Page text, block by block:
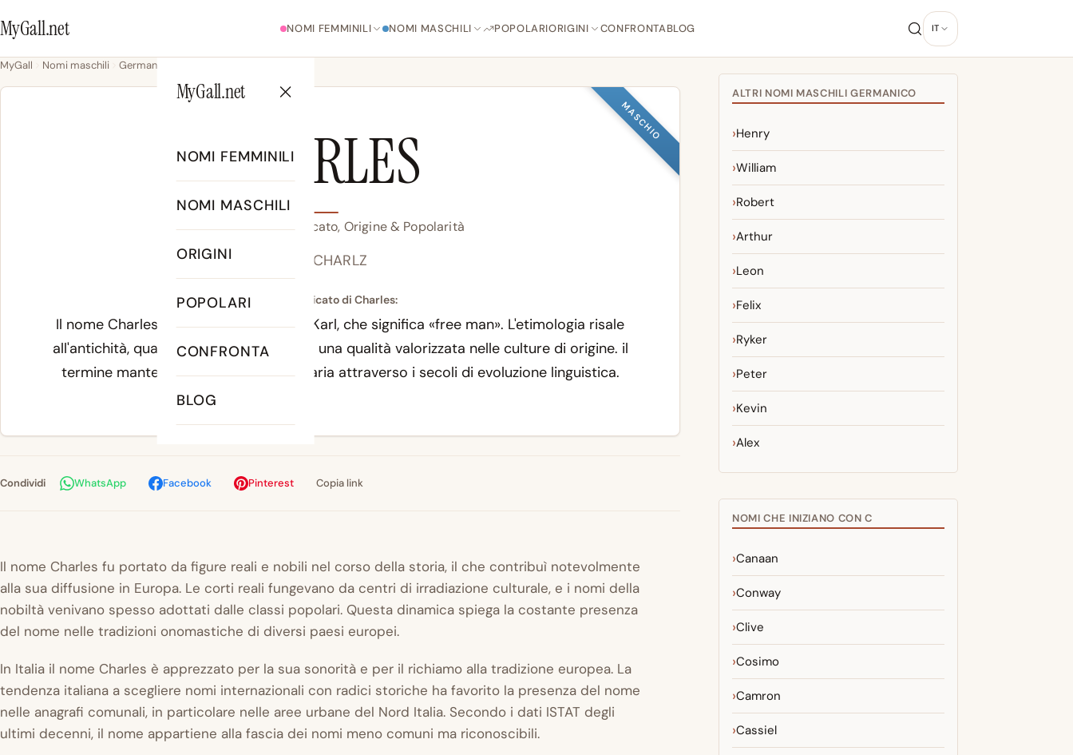
MyGall.net NOMI FEMMINILI NOMI MASCHILI POPOLARIORIGINI CONFRONTABLOG IT
MyGall.net
NOMI FEMMINILI
NOMI MASCHILI
ORIGINI
POPOLARI
CONFRONTA
BLOG
MyGall Nomi maschili Germanico
MASCHIO
CHARLES
Charles - Significato, Origine & Popolarità
CHARLZ
Significato di Charles:
Il nome Charles deriva dal portoghese Karl, che significa «free man». L'etimologia risale
all'antichità, quando la radice designava una qualità valorizzata nelle culture di origine. il
termine mantenne la sua forma originaria attraverso i secoli di evoluzione linguistica.
Condividi WhatsApp Facebook Pinterest Copia link
Il nome Charles fu portato da figure reali e nobili nel corso della storia, il che contribuì notevolmente
alla sua diffusione in Europa. Le corti reali fungevano da centri di irradiazione culturale, e i nomi della
nobiltà venivano spesso adottati dalle classi popolari. Questa dinamica spiega la costante presenza
del nome nelle tradizioni onomastiche di diversi paesi europei.
In Italia il nome Charles è apprezzato per la sua sonorità e per il richiamo alla tradizione europea. La
tendenza italiana a scegliere nomi internazionali con radici storiche ha favorito la presenza del nome
nelle anagrafi comunali, in particolare nelle aree urbane del Nord Italia. Secondo i dati ISTAT degli
ultimi decenni, il nome appartiene alla fascia dei nomi meno comuni ma riconoscibili.
ALTRI NOMI MASCHILI GERMANICO
Henry
William
Robert
Arthur
Leon
Felix
Ryker
Peter
Kevin
Alex
NOMI CHE INIZIANO CON C
Canaan
Conway
Clive
Cosimo
Camron
Cassiel